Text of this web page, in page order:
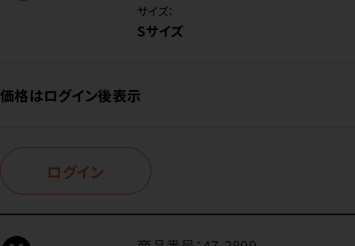
サイズ：
Sサイズ
価格はログイン後表示
ログイン